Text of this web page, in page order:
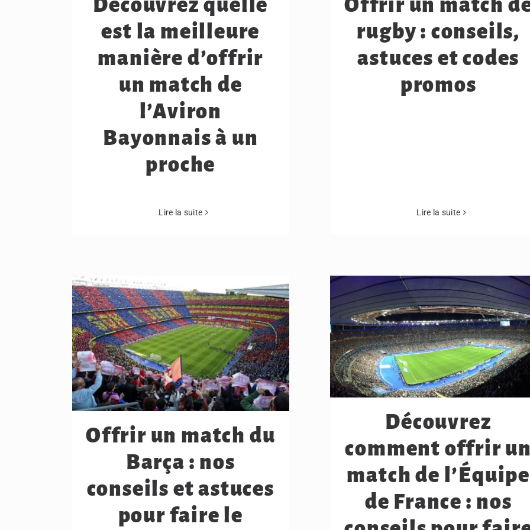
Découvrez quelle
est la meilleure
manière d’offrir
un match de
l’Aviron
Bayonnais à un
proche
Lire la suite
Offrir un match
rugby : conseils,
astuces et codes
promos
Lire la suite
Offrir un match du
Barça : nos
conseils et astuces
pour faire le
Découvrez
comment offrir
match de l’Équipe
de France : nos